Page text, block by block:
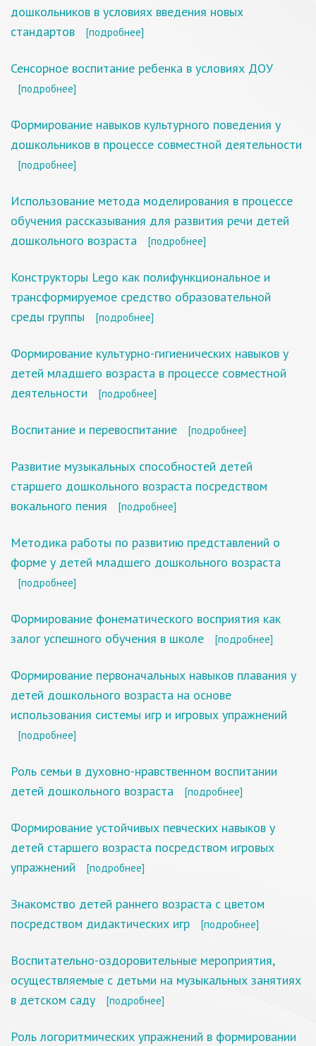
дошкольников в условиях введения новых
стандартов
[подробнее]
Сенсорное воспитание ребенка в условиях ДОУ
[подробнее]
Формирование навыков культурного поведения у
дошкольников в процессе совместной деятельности
[подробнее]
Использование метода моделирования в процессе
обучения рассказывания для развития речи детей
дошкольного возраста
[подробнее]
Конструкторы Lego как полифункциональное и
трансформируемое средство образовательной
среды группы
[подробнее]
Формирование культурно-гигиенических навыков у
детей младшего возраста в процессе совместной
деятельности
[подробнее]
Воспитание и перевоспитание [подробнее]
Развитие музыкальных способностей детей
старшего дошкольного возраста посредством
вокального пения
[подробнее]
Методика работы по развитию представлений о
форме у детей младшего дошкольного возраста
[подробнее]
Формирование фонематического восприятия как
залог успешного обучения в школе
[подробнее]
Формирование первоначальных навыков плавания у
детей дошкольного возраста на основе
использования системы игр и игровых упражнений
[подробнее]
Роль семьи в духовно-нравственном воспитании
детей дошкольного возраста
[подробнее]
Формирование устойчивых певческих навыков у
детей старшего возраста посредством игровых
упражнений
[подробнее]
Знакомство детей раннего возраста с цветом
посредством дидактических игр
[подробнее]
Воспитательно-оздоровительные мероприятия,
осуществляемые с детьми на музыкальных занятиях
в детском саду
[подробнее]
Роль логоритмических упражнений в формировании